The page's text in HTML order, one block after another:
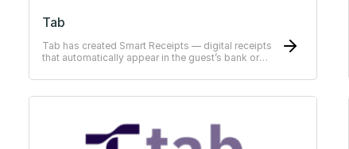
Tab
Tab has created Smart Receipts — digital receipts
that automatically appear in the guest’s bank or